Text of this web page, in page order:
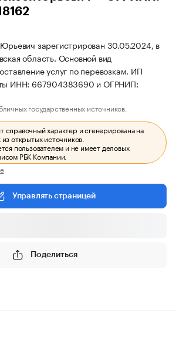
зарегистрирован 30.05.2024, в
область. Основной вид
услуг по перевозкам. ИП
ИНН: 667904383690 и ОГРНИП:
государственных источников.
справочный характер и сгенерирована на
открытых источников.
пользователем и не имеет деловых
РБК Компании.
Управлять страницей
Поделиться